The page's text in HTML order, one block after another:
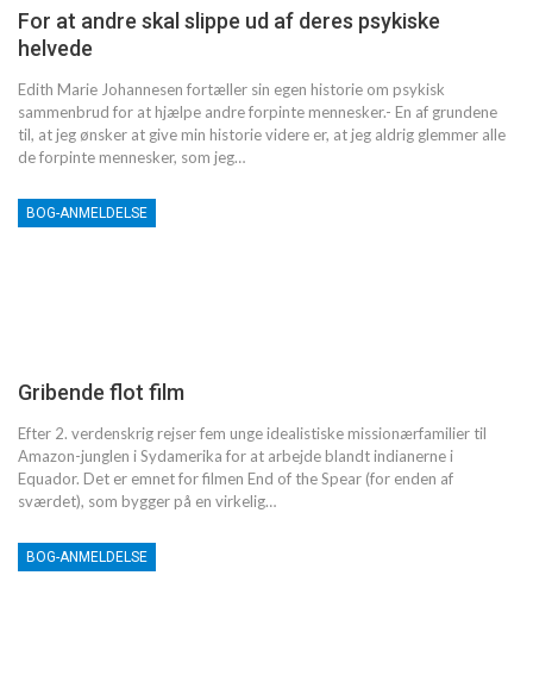
For at andre skal slippe ud af deres psykiske
helvede
Edith Marie Johannesen fortæller sin egen historie om psykisk
sammenbrud for at hjælpe andre forpinte mennesker.- En af grundene
til, at jeg ønsker at give min historie videre er, at jeg aldrig glemmer alle
de forpinte mennesker, som jeg…
BOG-ANMELDELSE
Gribende flot film
Efter 2. verdenskrig rejser fem unge idealistiske missionærfamilier til
Amazon-junglen i Sydamerika for at arbejde blandt indianerne i
Equador. Det er emnet for filmen End of the Spear (for enden af
sværdet), som bygger på en virkelig…
BOG-ANMELDELSE